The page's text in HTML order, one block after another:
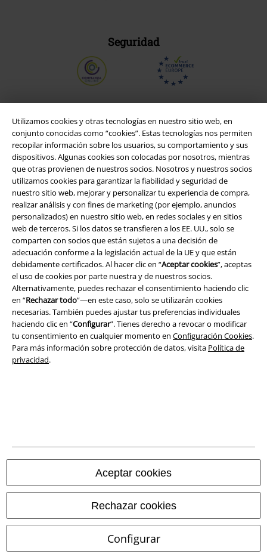
Utilizamos cookies y otras tecnologías en nuestro sitio web, en
conjunto conocidas como “cookies”. Estas tecnologías nos permiten
recopilar información sobre los usuarios, su comportamiento y sus
dispositivos. Algunas cookies son colocadas por nosotros, mientras
que otras provienen de nuestros socios. Nosotros y nuestros socios
utilizamos cookies para garantizar la fiabilidad y seguridad de
nuestro sitio web, mejorar y personalizar tu experiencia de compra,
realizar análisis y con fines de marketing (por ejemplo, anuncios
personalizados) en nuestro sitio web, en redes sociales y en sitios
web de terceros. Si los datos se transfieren a los EE. UU., solo se
comparten con socios que están sujetos a una decisión de
adecuación conforme a la legislación actual de la UE y que están
debidamente certificados. Al hacer clic en “Aceptar cookies”, aceptas
el uso de cookies por parte nuestra y de nuestros socios.
Alternativamente, puedes rechazar el consentimiento haciendo clic
en “Rechazar todo”—en este caso, solo se utilizarán cookies
necesarias. También puedes ajustar tus preferencias individuales
haciendo clic en “Configurar”. Tienes derecho a revocar o modificar
tu consentimiento en cualquier momento en Configuración Cookies.
Para más información sobre protección de datos, visita Política de
privacidad.
Aceptar cookies
Rechazar cookies
Configurar
Seguridad
Legal
Términos y Condiciones
Aviso Legal
Ley protección de datos
Eliminación de residuos y protección del medioambiente
Declaración de Conformidad
© 1986-2026 E.M.P. Merchandising HGmbH
Tiendas EMP online